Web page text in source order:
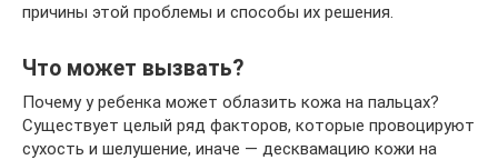
причины этой проблемы и способы их решения.
Что может вызвать?
Почему у ребенка может облазить кожа на пальцах?
Существует целый ряд факторов, которые провоцируют
сухость и шелушение, иначе — десквамацию кожи на